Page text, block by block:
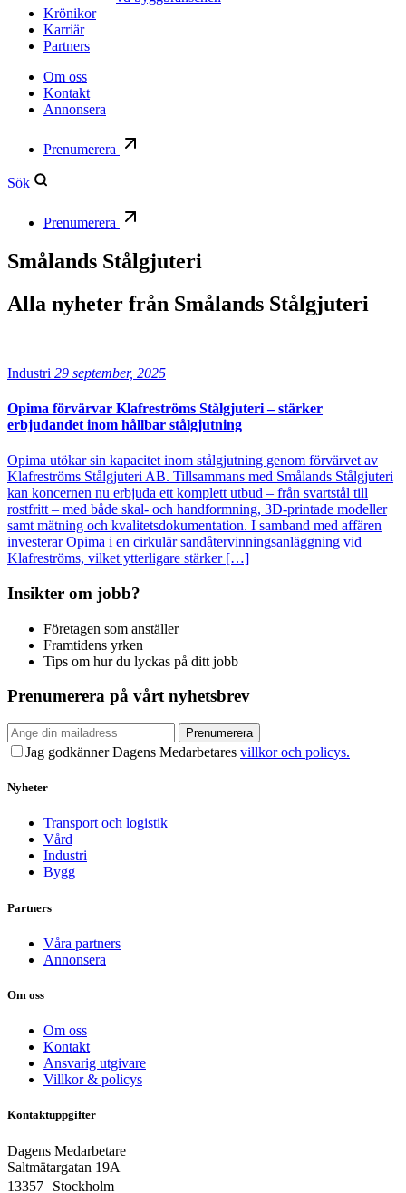
Krönikor
Karriär
Partners
Om oss
Kontakt
Annonsera
Prenumerera
Sök
Prenumerera
Smålands Stålgjuteri
Alla nyheter från Smålands Stålgjuteri
Industri 29 september, 2025
Opima förvärvar Klafreströms Stålgjuteri – stärker
erbjudandet inom hållbar stålgjutning
Opima utökar sin kapacitet inom stålgjutning genom förvärvet av
Klafreströms Stålgjuteri AB. Tillsammans med Smålands Stålgjuteri
kan koncernen nu erbjuda ett komplett utbud – från svartstål till
rostfritt – med både skal- och handformning, 3D-printade modeller
samt mätning och kvalitetsdokumentation. I samband med affären
investerar Opima i en cirkulär sandåtervinningsanläggning vid
Klafreströms, vilket ytterligare stärker […]
Insikter om jobb?
Företagen som anställer
Framtidens yrken
Tips om hur du lyckas på ditt jobb
Prenumerera på vårt nyhetsbrev
Prenumerera
Jag godkänner Dagens Medarbetares villkor och policys.
Nyheter
Transport och logistik
Vård
Industri
Bygg
Partners
Våra partners
Annonsera
Om oss
Om oss
Kontakt
Ansvarig utgivare
Villkor & policys
Kontaktuppgifter
Dagens Medarbetare
Saltmätargatan 19A
13357 Stockholm